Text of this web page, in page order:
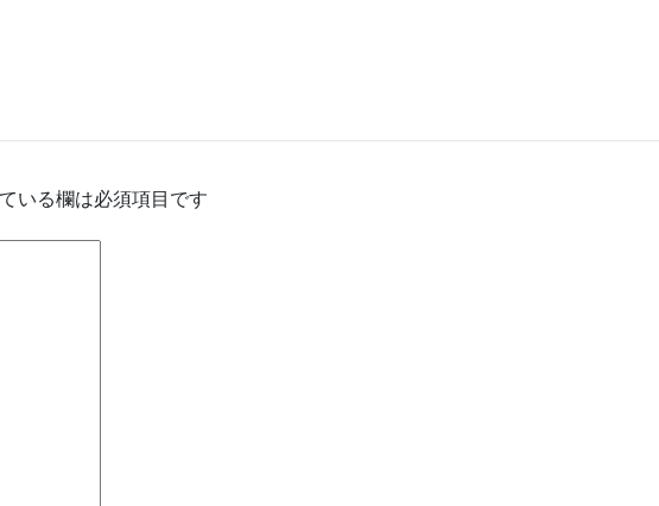
いる欄は必須項目です